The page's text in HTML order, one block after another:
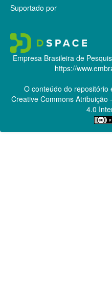
Suportado por
Empresa Brasileira de
https://
O conteúdo do repositório
Creative CommonsAtribuição
4.0